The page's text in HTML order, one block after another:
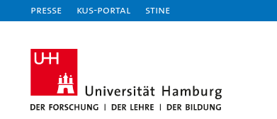
Presse KUS-Portal STiNE